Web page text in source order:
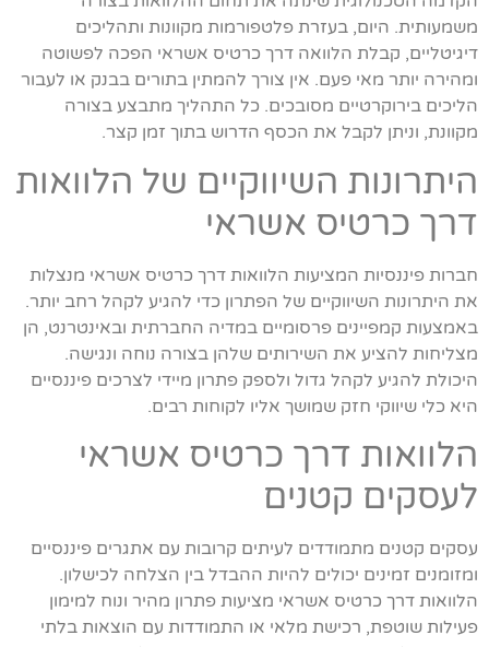
משמעותית. היום, בעזרת פלטפורמות מקוונות ותהליכים
דיגיטליים, קבלת הלוואה דרך כרטיס אשראי הפכה לפשוטה
ומהירה יותר מאי פעם. אין צורך להמתין בתורים בבנק או לעבור
הליכים בירוקרטיים מסובכים. כל התהליך מתבצע בצורה
מקוונת, וניתן לקבל את הכסף הדרוש בתוך זמן קצר.
היתרונות השיווקיים של הלוואות
דרך כרטיס אשראי
חברות פיננסיות המציעות הלוואות דרך כרטיס אשראי מנצלות
את היתרונות השיווקיים של הפתרון כדי להגיע לקהל רחב יותר.
באמצעות קמפיינים פרסומיים במדיה החברתית ובאינטרנט, הן
מצליחות להציע את השירותים שלהן בצורה נוחה ונגישה.
היכולת להגיע לקהל גדול ולספק פתרון מיידי לצרכים פיננסיים
היא כלי שיווקי חזק שמושך אליו לקוחות רבים.
הלוואות דרך כרטיס אשראי
לעסקים קטנים
עסקים קטנים מתמודדים לעיתים קרובות עם אתגרים פיננסיים
ומזומנים זמינים יכולים להיות ההבדל בין הצלחה לכישלון.
הלוואות דרך כרטיס אשראי מציעות פתרון מהיר ונוח למימון
פעילות שוטפת, רכישת מלאי או התמודדות עם הוצאות בלתי